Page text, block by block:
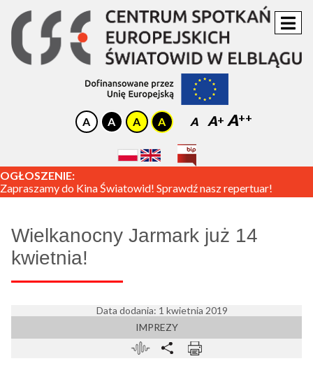
A A A
OGŁOSZENIE:
Zapraszamy do Kina Światowid! Sprawdź nasz repertuar!
Wielkanocny Jarmark już 14
kwietnia!
Data dodania: 1 kwietnia 2019
IMPREZY